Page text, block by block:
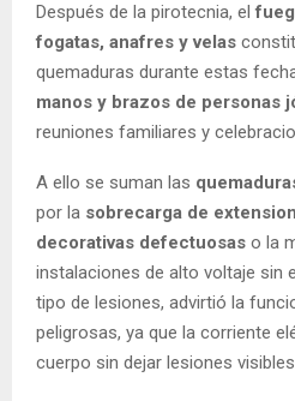
Después de la pirotecnia, el
fogatas, anafres y velas
quemaduras durante estas
manos y brazos de personas
reuniones familiares y
A ello se suman las
por la sobrecarga de
decorativas defectuosas o la
instalaciones de alto voltaje sin
tipo de lesiones, advirtió la
peligrosas, ya que la corriente
cuerpo sin dejar lesiones